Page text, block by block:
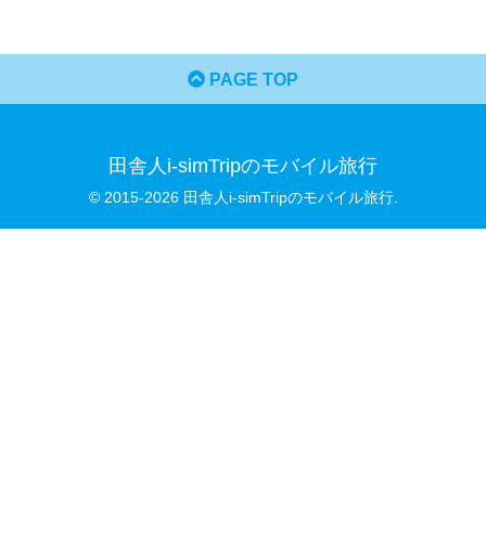
PAGE TOP
田舎人i-simTripのモバイル旅行
© 2015-2026 田舎人i-simTripのモバイル旅行.